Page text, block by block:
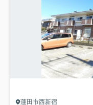
蓮田市西新宿